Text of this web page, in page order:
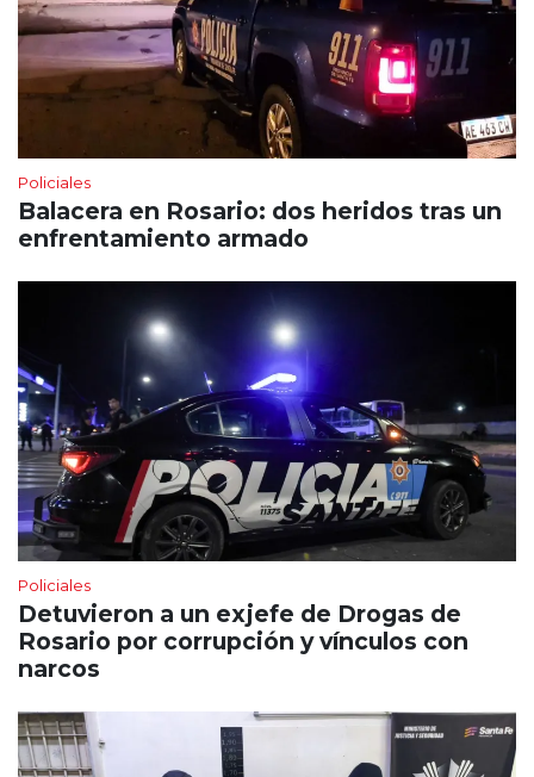
Policiales
Balacera en Rosario: dos heridos tras un
enfrentamiento armado
Policiales
Detuvieron a un exjefe de Drogas de
Rosario por corrupción y vínculos con
narcos